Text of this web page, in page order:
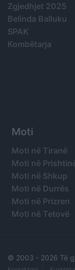
Zgjedhjet 2025
Belinda Balluku
SPAK
Kombëtarja
Moti
Moti në Tiranë
Moti në
Moti në Shkup
Moti në Durrës
Moti në Prizren
Moti në Tetovë
© 2003 - 2026 Të